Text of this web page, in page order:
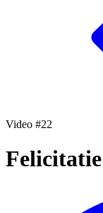
Video #22